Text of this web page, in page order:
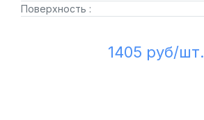
Поверхность :
1405 руб/шт.